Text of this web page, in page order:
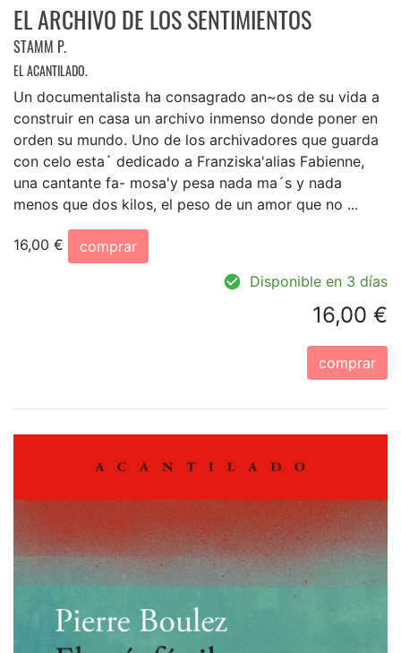
EL ARCHIVO DE LOS SENTIMIENTOS
STAMM P.
EL ACANTILADO.
Un documentalista ha consagrado an~os de su vida a
construir en casa un archivo inmenso donde poner en
orden su mundo. Uno de los archivadores que guarda
con celo esta´ dedicado a Franziska'alias Fabienne,
una cantante fa- mosa'y pesa nada ma´s y nada
menos que dos kilos, el peso de un amor que no ...
16,00 €
comprar
Disponible en 3 días
16,00 €
comprar